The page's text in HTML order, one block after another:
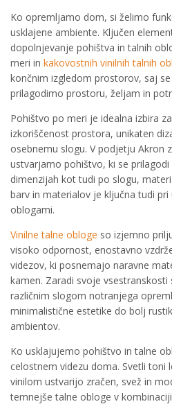
Ko opremljamo dom, si želimo
usklajene ambiente. Ključen
dopolnjevanje pohištva in talnih
meri in kakovostnih vinilnih talnih
končnim izgledom prostorov, saj
prilagodimo prostoru, željam in
Pohištvo po meri je idealna izbira
izkoriščenost prostora, unikaten
osebnemu slogu. V podjetju Akron
ustvarjamo pohištvo, ki se
dimenzijah kot tudi po slogu,
barv in materialov je ključna tudi
oblogami.
Vinilne talne obloge so izjemno
visoko odpornost, enostavno
videzov, ki posnemajo naravne
kamen. Zaradi svoje
različnim slogom notranjega
minimalistične estetike do bolj
ambientov.
Ko usklajujemo pohištvo in talne
celostnem videzu doma. Svetli toni
vinilom ustvarijo zračen, svež in
temnejše talne obloge v